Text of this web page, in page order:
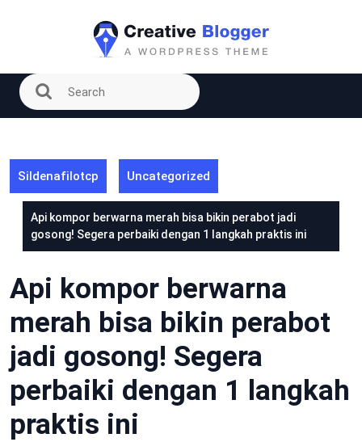
Sildenafilotcp Uncategorized
Api kompor berwarna merah bisa bikin perabot jadi
gosong! Segera perbaiki dengan 1 langkah praktis ini
Api kompor berwarna
merah bisa bikin perabot
jadi gosong! Segera
perbaiki dengan 1 langkah
praktis ini